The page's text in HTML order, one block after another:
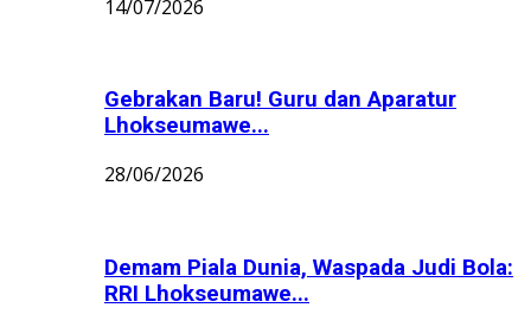
14/07/2026
Gebrakan Baru! Guru dan Aparatur
Lhokseumawe...
28/06/2026
Demam Piala Dunia, Waspada Judi Bola:
RRI Lhokseumawe...